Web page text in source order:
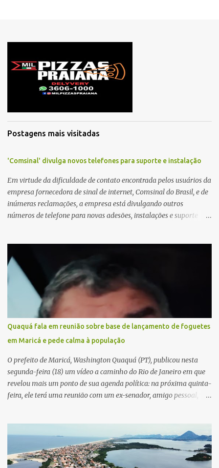
t
Postagens mais visitadas
'Comsinal' divulga novos telefones para suporte e instalação
Em virtude da dificuldade de contato encontrada pelos usuários da
empresa fornecedora de sinal de internet, Comsinal do Brasil, e de
inúmeras reclamações, a empresa está divulgando outros
números de telefone para novas adesões, instalações e suporte
Quaquá fala em reunião sobre base de lançamento de foguetes
em Maricá e pede calma à população
O prefeito de Maricá, Washington Quaquá (PT), publicou nesta
segunda-feira (18) um vídeo a caminho do Rio de Janeiro em que
revelou mais um ponto de sua agenda política: na próxima quinta-
feira, ele terá uma reunião com um ex-senador, amigo pessoal,
atenção pela ousadia do projeto, que colocaria Maricá em um
novo patamar de visibilidade tecnológica e estratégica. Segundo
Quaquá, a conversa será o início de um debate maior sobre a
viabilidade dessa estrutura na cidade. Durante o vídeo, o prefeito